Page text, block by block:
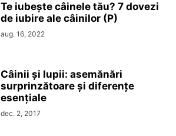
Te iubește câinele tău? 7 dovezi
de iubire ale câinilor (P)
aug. 16, 2022
Câinii și lupii: asemănări
surprinzătoare și diferențe
esențiale
dec. 2, 2017